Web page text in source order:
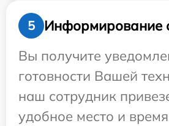
5
Информирование
Вы получите
готовности Вашей
наш сотрудник
удобное место и